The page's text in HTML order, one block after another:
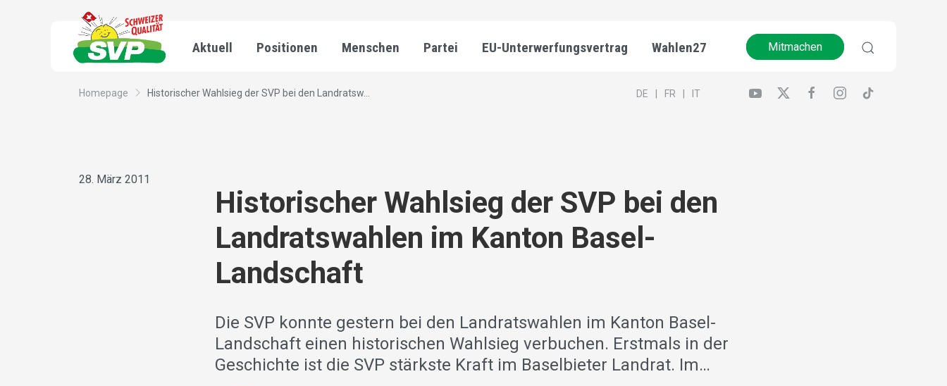
Aktuell Positionen Menschen Partei EU-Unterwerfungsvertrag Wahlen27 Mitmachen
Homepage Historischer Wahlsieg der SVP bei den Landratsw... DE FR IT
28. März 2011
Historischer Wahlsieg der SVP bei den
Landratswahlen im Kanton Basel-
Landschaft
Die SVP konnte gestern bei den Landratswahlen im Kanton Basel-
Landschaft einen historischen Wahlsieg verbuchen. Erstmals in der
Geschichte ist die SVP stärkste Kraft im Baselbieter Landrat. Im…